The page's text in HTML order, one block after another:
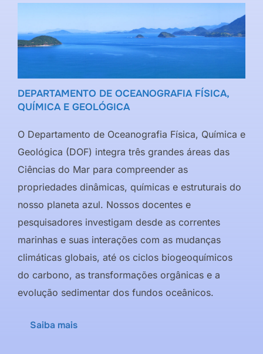
DEPARTAMENTO DE OCEANOGRAFIA FÍSICA,
QUÍMICA E GEOLÓGICA
O Departamento de Oceanografia Física, Química e
Geológica (DOF) integra três grandes áreas das
Ciências do Mar para compreender as
propriedades dinâmicas, químicas e estruturais do
nosso planeta azul. Nossos docentes e
pesquisadores investigam desde as correntes
marinhas e suas interações com as mudanças
climáticas globais, até os ciclos biogeoquímicos
do carbono, as transformações orgânicas e a
evolução sedimentar dos fundos oceânicos.
Saiba mais